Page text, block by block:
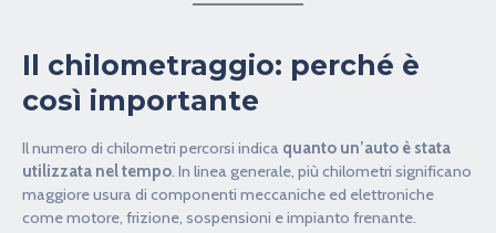
Il chilometraggio: perché è
così importante
Il numero di chilometri percorsi indica quanto un’auto è stata
utilizzata nel tempo. In linea generale, più chilometri significano
maggiore usura di componenti meccaniche ed elettroniche
come motore, frizione, sospensioni e impianto frenante.